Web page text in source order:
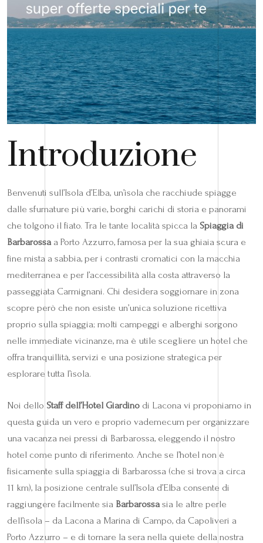
Introduzione
Benvenuti sull’Isola d’Elba, un’isola che racchiude spiagge
dalle sfumature più varie, borghi carichi di storia e panorami
che tolgono il fiato. Tra le tante località spicca la Spiaggia di
Barbarossaa Porto Azzurro, famosa per la sua ghiaia scura e
fine mista a sabbia, per i contrasti cromatici con la macchia
mediterranea e per l’accessibilità alla costa attraverso la
passeggiata Carmignani. Chi desidera soggiornare in zona
scopre però che non esiste un’unica soluzione ricettiva
proprio sulla spiaggia; molti campeggi e alberghi sorgono
nelle immediate vicinanze, ma è utile scegliere un hotel che
offra tranquillità, servizi e una posizione strategica per
esplorare tutta l’isola.
Noi dello Staff dell’Hotel Giardino di Lacona vi proponiamo in
questa guida un vero e proprio vademecum per organizzare
una vacanza nei pressi di Barbarossa, eleggendo il nostro
hotel come punto di riferimento. Anche se l’hotel non è
fisicamente sulla spiaggia di Barbarossa (che si trova a circa
11 km), la posizione centrale sull’Isola d’Elba consente di
raggiungere facilmente sia Barbarossasia le altre perle
dell’isola – da Lacona a Marina di Campo, da Capoliveri a
Porto Azzurro – e di tornare la sera nella quiete della nostra